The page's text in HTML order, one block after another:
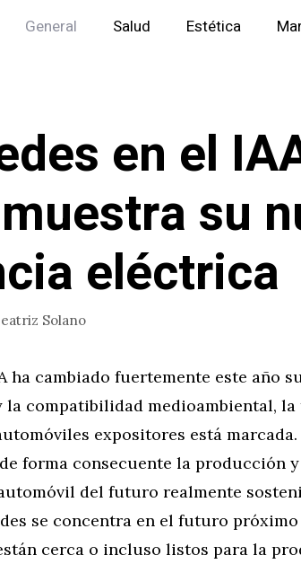
General Salud Estética
en el
su
eléctrica
Solano
ha cambiado fuertemente este año
la compatibilidad medioambiental, la
expositores está
forma consecuente la producción
del futuro realmente
se concentra en el futuro
cerca o incluso listos para la